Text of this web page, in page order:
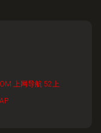
上网导航 52上